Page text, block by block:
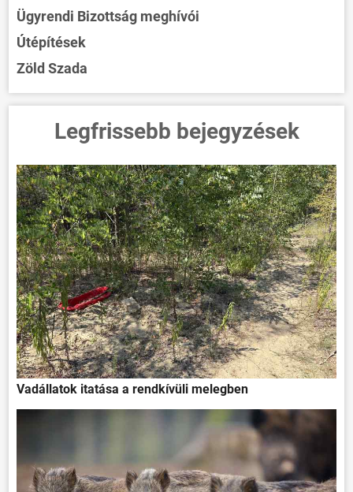
Ügyrendi Bizottság meghívói
Útépítések
Zöld Szada
Legfrissebb bejegyzések
Vadállatok itatása a rendkívüli melegben